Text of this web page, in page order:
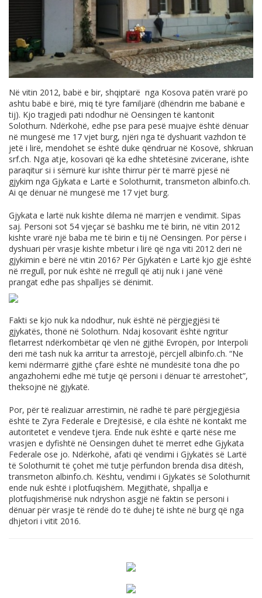
Në vitin 2012, babë e bir, shqiptarë nga Kosova patën vrarë po
ashtu babë e birë, miq të tyre familjarë (dhëndrin me babanë e
tij). Kjo tragjedi pati ndodhur në Oensingen të kantonit
Solothurn. Ndërkohë, edhe pse para pesë muajve është dënuar
në mungesë me 17 vjet burg, njëri nga të dyshuarit vazhdon të
jetë i lirë, mendohet se është duke qëndruar në Kosovë, shkruan
srf.ch. Nga atje, kosovari që ka edhe shtetësinë zvicerane, ishte
paraqitur si i sëmurë kur ishte thirrur për të marrë pjesë në
gjykim nga Gjykata e Lartë e Solothurnit, transmeton albinfo.ch.
Ai qe dënuar në mungesë me 17 vjet burg.
Gjykata e lartë nuk kishte dilema në marrjen e vendimit. Sipas
saj. Personi sot 54 vjeçar së bashku me të birin, në vitin 2012
kishte vrarë një baba me të birin e tij në Oensingen. Por përse i
dyshuari për vrasje kishte mbetur i lirë që nga viti 2012 deri në
gjykimin e bërë në vitin 2016? Për Gjykatën e Lartë kjo gjë është
në rregull, por nuk është në rregull që atij nuk i janë vënë
prangat edhe pas shpalljes së dënimit.
Fakti se kjo nuk ka ndodhur, nuk është në përgjegjësi të
gjykatës, thonë në Solothurn. Ndaj kosovarit është ngritur
fletarrest ndërkombëtar që vlen në gjithë Evropën, por Interpoli
deri më tash nuk ka arritur ta arrestojë, përcjell albinfo.ch. “Ne
kemi ndërmarrë gjithë çfarë është në mundësitë tona dhe po
angazhohemi edhe më tutje që personi i dënuar të arrestohet”,
theksojnë në gjykatë.
Por, për të realizuar arrestimin, në radhë të parë përgjegjësia
është te Zyra Federale e Drejtësisë, e cila është në kontakt me
autoritetet e vendeve tjera. Ende nuk është e qartë nëse me
vrasjen e dyfishtë në Oensingen duhet të merret edhe Gjykata
Federale ose jo. Ndërkohë, afati që vendimi i Gjykatës së Lartë
të Solothurnit të çohet më tutje përfundon brenda disa ditësh,
transmeton albinfo.ch. Kështu, vendimi i Gjykatës së Solothurnit
ende nuk është i plotfuqishëm. Megjithatë, shpallja e
plotfuqishmërisë nuk ndryshon asgjë në faktin se personi i
dënuar për vrasje të rëndë do të duhej të ishte në burg që nga
dhjetori i vitit 2016.